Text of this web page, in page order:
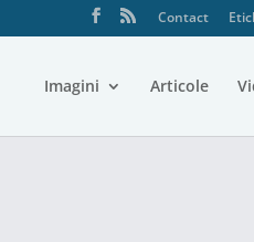
Contact
Imagini Articole